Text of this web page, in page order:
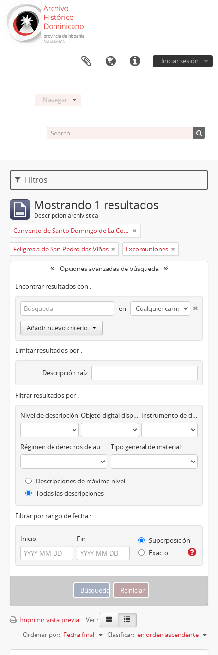
Iniciar sesión
Navegar
Filtros
Mostrando 1 resultados
Descripción archivística
Convento de Santo Domingo de La Coruña
Feligresía de San Pedro das Viñas Excomuniones
Opciones avanzadas de búsqueda
Encontrar resultados con :
en
Añadir nuevo criterio
Limitar resultados por :
Descripción raíz
Filtrar resultados por :
Nivel de descripción Objeto digital disponibles Instrumento de descripción
Régimen de derechos de autor Tipo general de material
Descripciones de máximo nivel
Todas las descripciones
Filtrar por rango de fecha :
Inicio Fin
Superposición
Exacto
Imprimir vista previa
Ver :
Ordenar por: Fecha final Clasificar: en orden ascendente